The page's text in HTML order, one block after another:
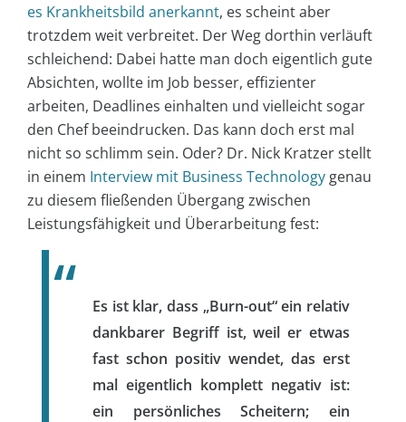
es Krankheitsbild anerkannt, es scheint aber
trotzdem weit verbreitet. Der Weg dorthin verläuft
schleichend: Dabei hatte man doch eigentlich gute
Absichten, wollte im Job besser, effizienter
arbeiten, Deadlines einhalten und vielleicht sogar
den Chef beeindrucken. Das kann doch erst mal
nicht so schlimm sein. Oder? Dr. Nick Kratzer stellt
in einem Interview mit Business Technology genau
zu diesem fließenden Übergang zwischen
Leistungsfähigkeit und Überarbeitung fest:
Es ist klar, dass „Burn-out“ ein relativ
dankbarer Begriff ist, weil er etwas
fast schon positiv wendet, das erst
mal eigentlich komplett negativ ist:
ein persönliches Scheitern; ein